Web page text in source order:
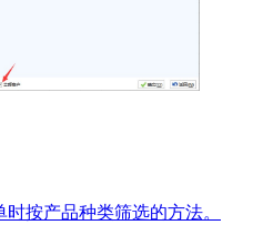
时按产品种类筛选的方法。